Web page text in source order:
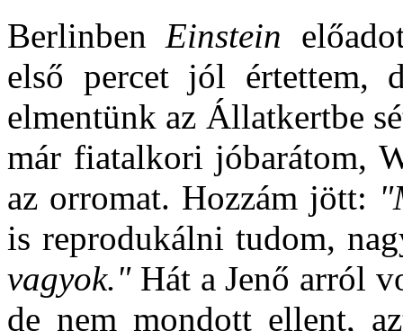
BerlinbenEinstein
első percet jól értettem,
elmentünk az Állatkertbe
már fiatalkori jóbarátom,
az orromat. Hozzám jött:
is reprodukálni tudom,
vagyok."Hát a Jenő arról
de nem mondott ellent,